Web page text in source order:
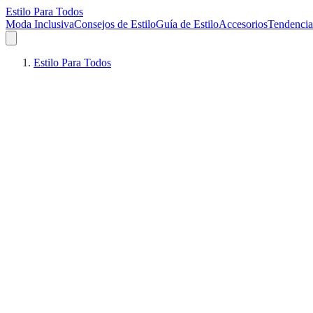
Estilo Para Todos
Moda InclusivaConsejos de EstiloGuía de EstiloAccesorios
Estilo Para Todos